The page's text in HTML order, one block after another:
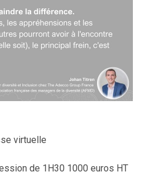
virtuelle
de 1H30 1000 euros HT